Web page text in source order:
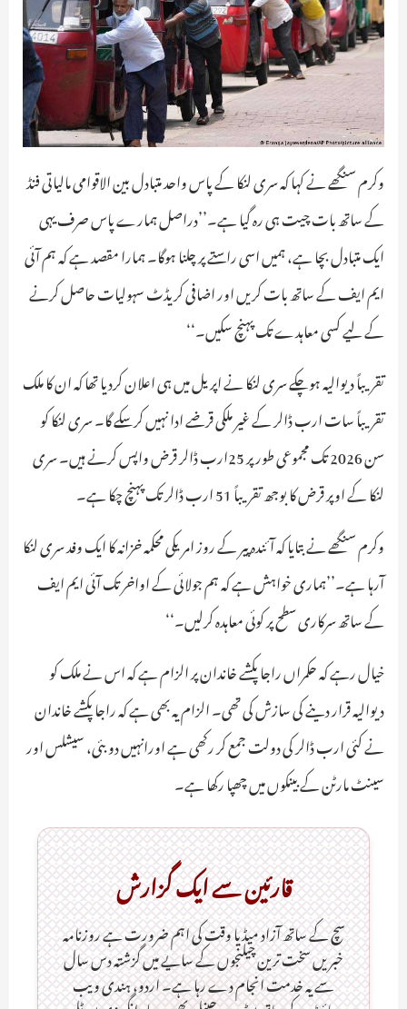
وکرم سنگھے نے کہا کہ سری لنکا کے پاس واحد متبادل بین الاقوامی مالیاتی فنڈ
کے ساتھ بات چیت ہی رہ گیا ہے۔’’دراصل ہمارے پاس صرف یہی
ایک متبادل بچا ہے، ہمیں اسی راستے پر چلنا ہوگا۔ ہمارا مقصد ہے کہ ہم آئی
ایم ایف کے ساتھ بات کریں اور اضافی کریڈٹ سہولیات حاصل کرنے
کے لیے کسی معاہدے تک پہنچ سکیں۔‘‘
تقریباً دیوالیہ ہوچکے سری لنکا نے اپریل میں ہی اعلان کردیا تھا کہ ان کا ملک
تقریباً سات ارب ڈالر کے غیر ملکی قرضے ادا نہیں کرسکے گا۔ سری لنکا کو
سن 2026 تک مجموعی طورپر 25ارب ڈالر قرض واپس کرنے ہیں۔ سری
لنکا کے اوپر قرض کا بوجھ تقریباً 51 ارب ڈالر تک پہنچ چکا ہے۔
وکرم سنگھے نے بتایا کہ آئندہ پیر کے روز امریکی محکمہ خزانہ کا ایک وفد سری لنکا
آرہا ہے۔’’ہماری خواہش ہے کہ ہم جولائی کے اواخر تک آئی ایم ایف
کے ساتھ سرکاری سطح پر کوئی معاہدہ کرلیں۔‘‘
خیال رہے کہ حکمراں راجا پکشے خاندان پر الزام ہے کہ اس نے ملک کو
دیوالیہ قرار دینے کی سازش کی تھی۔ الزام یہ بھی ہے کہ راجا پکشے خاندان
نے کئی ارب ڈالر کی دولت جمع کر رکھی ہے اورانہیں دوبئی، سیشلس اور
سینٹ مارٹن کے بینکوں میں چھپا رکھا ہے۔
قارئین سے ایک گزارش
سچ کے ساتھ آزاد میڈیا وقت کی اہم ضرورت ہےـ روزنامہ
خبریں سخت ترین چیلنجوں کے سایے میں گزشتہ دس سال
سے یہ خدمت انجام دے رہا ہے۔ اردو، ہندی ویب